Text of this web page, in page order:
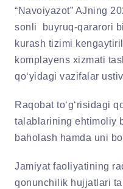
“Navoiyazot” AJning
sonli buyruq-qararori
kurash tizimi
komplayens xizmati
qo‘yidagi vazifalar
Raqobat to‘g‘risidagi
talablarining ehtimoliy
baholash hamda uni
Jamiyat faoliyatining
qonunchilik hujjatlari